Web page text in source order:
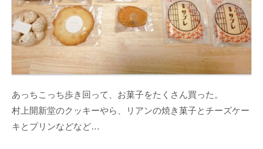
あっちこっち歩き回って、お菓子をたくさん買った。
村上開新堂のクッキーやら、リアンの焼き菓子とチーズケー
キとプリンなどなど…